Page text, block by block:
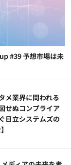
#39 予想市場は未
メ業界に問われる
せぬコンプライア
日立システムズの